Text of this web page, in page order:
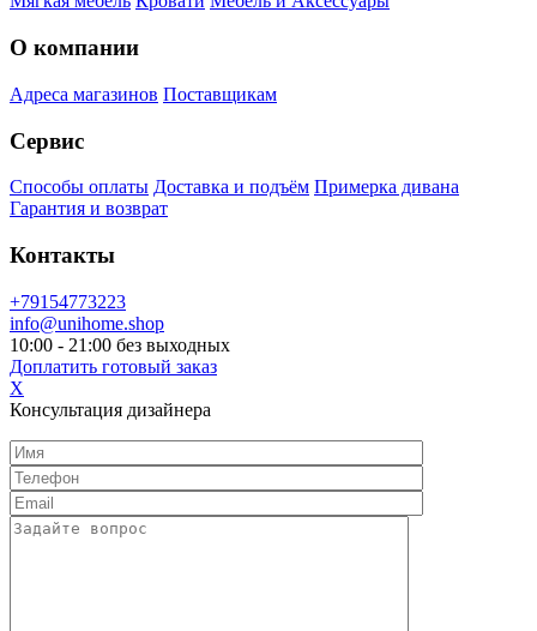
О компании
Адреса магазинов Поставщикам
Сервис
Способы оплаты Доставка и подъём Примерка дивана
Гарантия и возврат
Контакты
+79154773223
info@unihome.shop
10:00 - 21:00 без выходных
Доплатить готовый заказ
X
Консультация дизайнера